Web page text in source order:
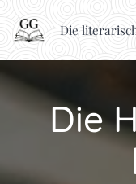
Die
Die